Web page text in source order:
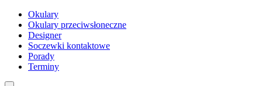
Okulary
Okulary przeciwsłoneczne
Designer
Soczewki kontaktowe
Porady
Terminy